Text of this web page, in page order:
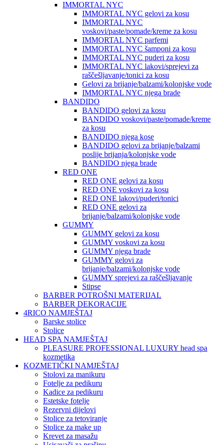
IMMORTAL NYC
IMMORTAL NYC gelovi za kosu
IMMORTAL NYC
voskovi/paste/pomade/kreme za kosu
IMMORTAL NYC parfemi
IMMORTAL NYC šamponi za kosu
IMMORTAL NYC puderi za kosu
IMMORTAL NYC lakovi/sprejevi za
raščešljavanje/tonici za kosu
Gelovi za brijanje/balzami/kolonjske vode
IMMORTAL NYC njega brade
BANDIDO
BANDIDO gelovi za kosu
BANDIDO voskovi/paste/pomade/kreme
za kosu
BANDIDO njega kose
BANDIDO gelovi za brijanje/balzami
poslije brijanja/kolonjske vode
BANDIDO njega brade
RED ONE
RED ONE gelovi za kosu
RED ONE voskovi za kosu
RED ONE lakovi/puderi/tonici
RED ONE gelovi za
brijanje/balzami/kolonjske vode
GUMMY
GUMMY gelovi za kosu
GUMMY voskovi za kosu
GUMMY njega brade
GUMMY gelovi za
brijanje/balzami/kolonjske vode
GUMMY sprejevi za raščešljavanje
Stipse
BARBER POTROŠNI MATERIJAL
BARBER DEKORACIJE
4RICO NAMJEŠTAJ
Barske stolice
Stolice
HEAD SPA NAMJEŠTAJ
PLEASURE PROFESSIONAL LUXURY head spa
kozmetika
KOZMETIČKI NAMJEŠTAJ
Stolovi za manikuru
Fotelje za pedikuru
Kadice za pedikuru
Estetske fotelje
Rezervni dijelovi
Stolice za tetoviranje
Stolice za make up
Krevet za masažu